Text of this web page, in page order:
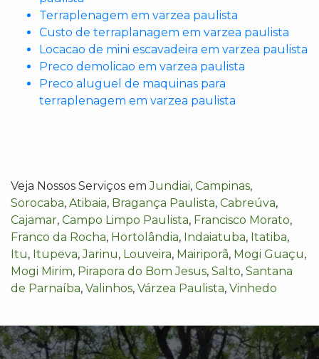
Terraplenagem em varzea paulista
Custo de terraplanagem em varzea paulista
Locacao de mini escavadeira em varzea paulista
Preco demolicao em varzea paulista
Preco aluguel de maquinas para
terraplenagem em varzea paulista
Veja Nossos Serviços emJundiai, Campinas,
Sorocaba, Atibaia, Bragança Paulista, Cabreúva,
Cajamar, Campo Limpo Paulista, Francisco Morato,
Franco da Rocha, Hortolândia, Indaiatuba, Itatiba,
Itu, Itupeva,Jarinu, Louveira, Mairiporã, Mogi Guaçu,
Mogi Mirim, Pirapora do Bom Jesus, Salto, Santana
de Parnaíba, Valinhos, Várzea Paulista, Vinhedo